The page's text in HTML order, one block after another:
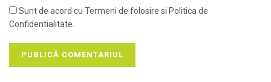
Sunt de acord cu Termeni de folosire si Politica de
Confidentialitate.